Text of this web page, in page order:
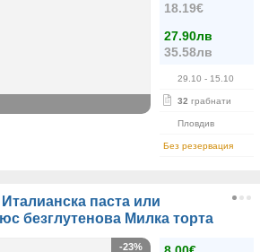
18.19€
27.90лв
35.58лв
29.10 - 15.10
32 грабнати
Пловдив
Без резервация
паста или
безглутенова Милка торта
-23%